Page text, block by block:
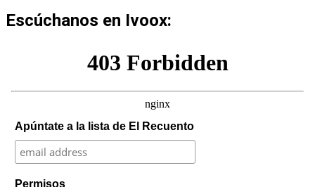
Escúchanos en Ivoox:
Apúntate a la lista de El Recuento
Permisos